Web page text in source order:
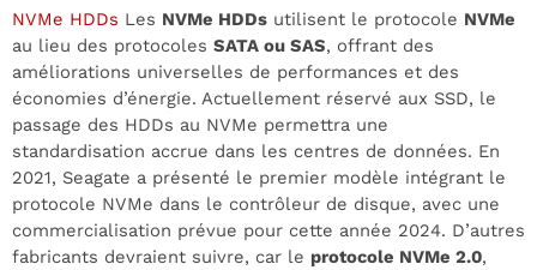
NVMe HDDs Les NVMe HDDs utilisent le protocole NVMe
au lieu des protocoles SATA ou SAS, offrant des
améliorations universelles de performances et des
économies d’énergie. Actuellement réservé aux SSD, le
passage des HDDs au NVMe permettra une
standardisation accrue dans les centres de données. En
2021, Seagate a présenté le premier modèle intégrant le
protocole NVMe dans le contrôleur de disque, avec une
commercialisation prévue pour cette année 2024. D’autres
fabricants devraient suivre, car le protocole NVMe 2.0,